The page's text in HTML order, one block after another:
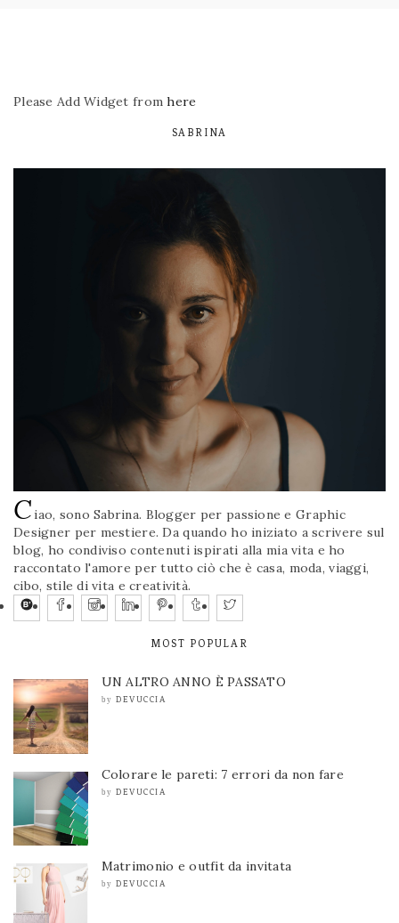
Please Add Widget fromhere
SABRINA
Ciao, sono Sabrina. Blogger per passione e Graphic
Designer per mestiere. Da quando ho iniziato a scrivere sul
blog, ho condiviso contenuti ispirati alla mia vita e ho
raccontato l'amore per tutto ciò che è casa, moda, viaggi,
cibo, stile di vita e creatività.
MOST POPULAR
UN ALTRO ANNO È PASSATO
by DEVUCCIA
Colorare le pareti: 7 errori da non fare
by DEVUCCIA
Matrimonio e outfit da invitata
by DEVUCCIA